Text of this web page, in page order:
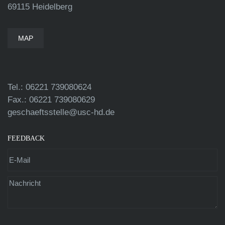
69115 Heidelberg
MAP
Tel.: 06221 739080624
Fax.: 06221 739080629
geschaeftsstelle@usc-hd.de
FEEDBACK